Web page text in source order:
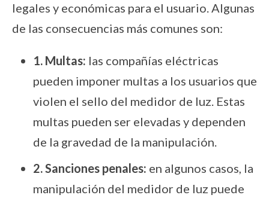
legales y económicas para el usuario. Algunas
de las consecuencias más comunes son:
1. Multas: las compañías eléctricas
pueden imponer multas a los usuarios que
violen el sello del medidor de luz. Estas
multas pueden ser elevadas y dependen
de la gravedad de la manipulación.
2. Sanciones penales: en algunos casos, la
manipulación del medidor de luz puede